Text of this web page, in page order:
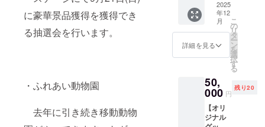
に豪華景品獲得を獲得でき
る抽選会を行います。
・ふれあい動物園
去年に引き続き移動動物
合があ
りま
に掲示
させて
前をご
記入下
さい。
や滞在
費：支
援者様
費や滞
在費は
くださ
い。 ・
支援者
様との
連絡方
日時：
2025年
9月20日
（土曜
日）
2025
年9月21
日（日
曜日）
11:00-
効期
限：
2025年
9月20日
から
9月21日
・オリ
ジナルT
（総支
援額40
内容>
・お礼
のメッ
セージ
・パン
フレッ
名前掲
載 ・報
告書 ・
オリジ
ナルス
2025
年12
月
詳細を見る
こ
の
リ
タ
ー
ン
を
選
択
す
る
50,
000 円
残り20
【オリ
ジナル